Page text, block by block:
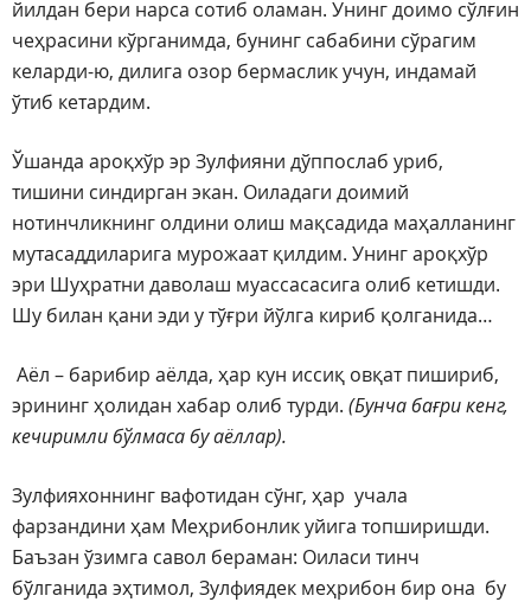
йилдан бери нарса сотиб оламан. Унинг доимо сўлғин
чеҳрасини кўрганимда, бунинг сабабини сўрагим
келарди-ю, дилига озор бермаслик учун, индамай
ўтиб кетардим.
Ўшанда ароқхўр эр Зулфияни дўппослаб уриб,
тишини синдирган экан. Оиладаги доимий
нотинчликнинг олдини олиш мақсадида маҳалланинг
мутасаддиларига мурожаат қилдим. Унинг ароқхўр
эри Шуҳратни даволаш муассасасига олиб кетишди.
Шу билан қани эди у тўғри йўлга кириб қолганида…
Аёл – барибир аёлда, ҳар кун иссиқ овқат пишириб,
эрининг ҳолидан хабар олиб турди. (Бунча бағри кенг,
кечиримли бўлмаса бу аёллар).
Зулфияхоннинг вафотидан сўнг, ҳар учала
фарзандини ҳам Меҳрибонлик уйига топширишди.
Баъзан ўзимга савол бераман: Оиласи тинч
бўлганида эҳтимол, Зулфиядек меҳрибон бир она бу